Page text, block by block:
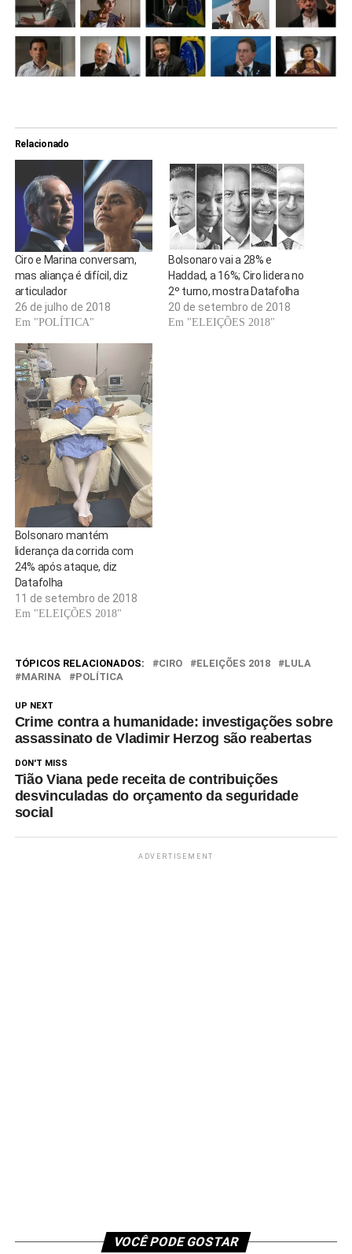
Relacionado
Ciro e Marina conversam,
mas aliança é difícil, diz
articulador
26 de julho de 2018
Em "POLÍTICA"
Bolsonaro vai a 28% e
Haddad, a 16%; Ciro lidera no
2º turno, mostra Datafolha
20 de setembro de 2018
Em "ELEIÇÕES 2018"
Bolsonaro mantém
liderança da corrida com
24% após ataque, diz
Datafolha
11 de setembro de 2018
Em "ELEIÇÕES 2018"
TÓPICOS RELACIONADOS: CIRO ELEIÇÕES 2018
LULA
MARINA
POLÍTICA
UP NEXT
Crime contra a humanidade: investigações sobre
assassinato de Vladimir Herzog são reabertas
DON'T MISS
Tião Viana pede receita de contribuições
desvinculadas do orçamento da seguridade
social
ADVERTISEMENT
VOCÊ PODE GOSTAR